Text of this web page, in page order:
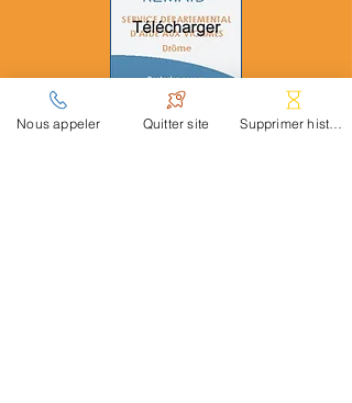
Nous appeler Quitter site